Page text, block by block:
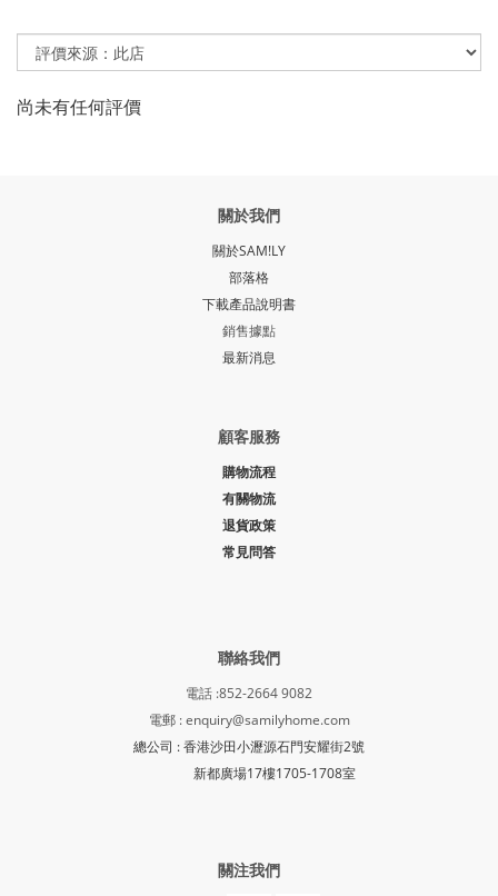
尚未有任何評價
關於我們
關於SAM!LY
部落格
下載產品說明書
銷售據點
最新消息
顧客服務
購物流程
有關物流
退貨政策
常見問答
聯絡我們
電話 :852-2664 9082
電郵 : enquiry@samilyhome.com
總公司 : 香港沙田小瀝源石門安耀街2號
新都廣場17樓1705-1708室
關注我們